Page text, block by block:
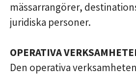
mässarrangörer,
juridiska personer.
OPERATIVA
Den operativaverksamheten